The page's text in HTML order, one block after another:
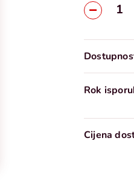
Rok
Cijena